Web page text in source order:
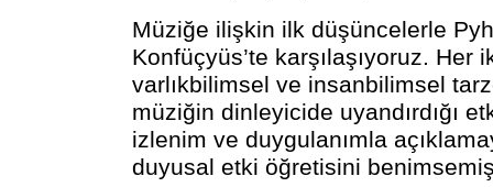
Müziğe ilişkin ilk düşüncelerle
Konfüçyüs’te karşılaşıyoruz. Her
varlıkbilimsel ve insanbilimsel
müziğin dinleyicide uyandırdığı
izlenim ve duygulanımla
duyusal etki öğretisini